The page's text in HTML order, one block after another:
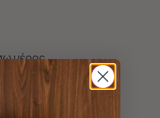
μέρος